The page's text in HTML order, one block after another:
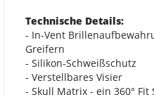
Technische Details:
- In-Vent
Greifern
- Silikon-Schweißschutz
- Verstellbares Visier
- Skull Matrix - ein 360°